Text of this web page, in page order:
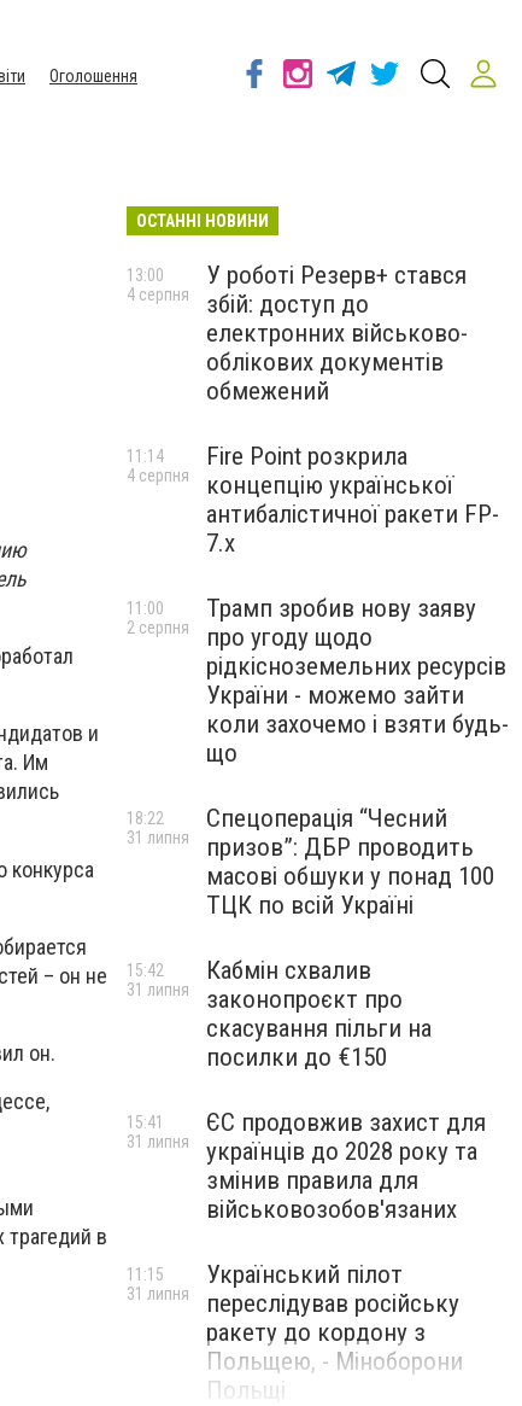
Оголошення
и
Им
конкурса
– он не
он.
в
ОСТАННІ НОВИНИ
У роботі Резерв+ стався
збій: доступ до
електронних військово-
облікових документів
обмежений
13:00
4 серпня
Fire Point розкрила
концепцію української
антибалістичної ракети FP-
7.x
11:14
4 серпня
Трамп зробив нову заяву
про угоду щодо
рідкісноземельних ресурсів
України - можемо зайти
коли захочемо і взяти будь-
що
11:00
2 серпня
Спецоперація “Чесний
призов”: ДБР проводить
масові обшуки у понад 100
ТЦК по всій Україні
18:22
31 липня
Кабмін схвалив
законопроєкт про
скасування пільги на
посилки до €150
15:42
31 липня
ЄС продовжив захист для
українців до 2028 року та
змінив правила для
військовозобов'язаних
15:41
31 липня
Український пілот
переслідував російську
ракету до кордону з
Польщею, - Міноборони
Польщі
11:15
31 липня